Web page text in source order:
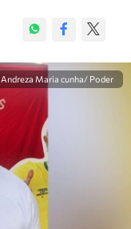
Andreza Maria cunha/ Poder